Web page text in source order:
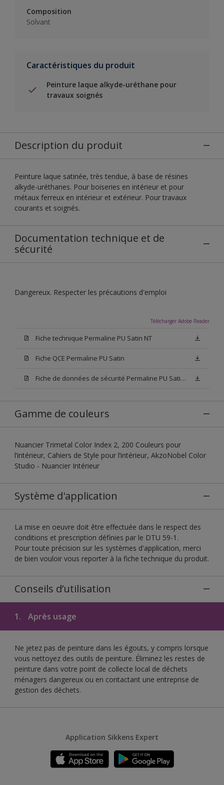
Composition
Solvant
Caractéristiques du produit
Peinture laque alkyde-uréthane pour
travaux soignés
Description du produit
Peinture laque satinée, très tendue, à base de résines
alkyde-uréthanes. Pour boiseries en intérieur et pour
métaux ferreux en intérieur et extérieur. Pour travaux
courants et soignés.
Documentation technique et de
sécurité
Dangereux. Respecter les précautions d'emploi
Télécharger Adobe Reader
Fiche technique Permaline PU Satin NT
Fiche QCE Permaline PU Satin
Fiche de données de sécurité Permaline PU Satin NT
Gamme de couleurs
Nuancier Trimetal Color Index 2, 200 Couleurs pour
l’intérieur, Cahiers de Style pour l’intérieur, AkzoNobel Color
Studio - Nuancier Intérieur
Système d'application
La mise en oeuvre doit être effectuée dans le respect des
conditions et prescription définies par le DTU 59-1.
Pour toute précision sur les systèmes d'application, merci
de bien vouloir vous reporter à la fiche technique du produit.
Conseils d’utilisation
1. Après usage
Ne jetez pas de peinture dans les égouts, y compris lorsque
vous nettoyez des outils de peinture. Éliminez les restes de
peinture dans votre point de collecte local de déchets
ménagers dangereux ou en contactant une entreprise de
gestion des déchets.
Application Sikkens Expert